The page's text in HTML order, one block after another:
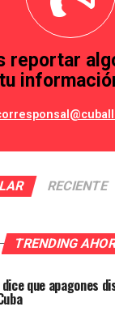
reportar
tu
RECIENTE
TRENDING
que apagones